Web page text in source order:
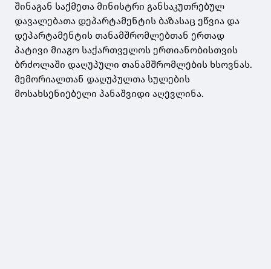
შინაგან საქმეთა მინისტრი განსაკუთრებულ
დავალებათა დეპარტამენტის ბაზასაც ეწვია და
დეპარტამენტის თანამშრომლებთან ერთად
პატივი მიაგო საქართველოს ერთიანობისთვის
ბრძოლაში დაღუპული თანამშრომლების ხსოვნას.
მემორიალთან დაღუპულთა სულების
მოსახსენიებელი პანაშვიდი აღევლინა.